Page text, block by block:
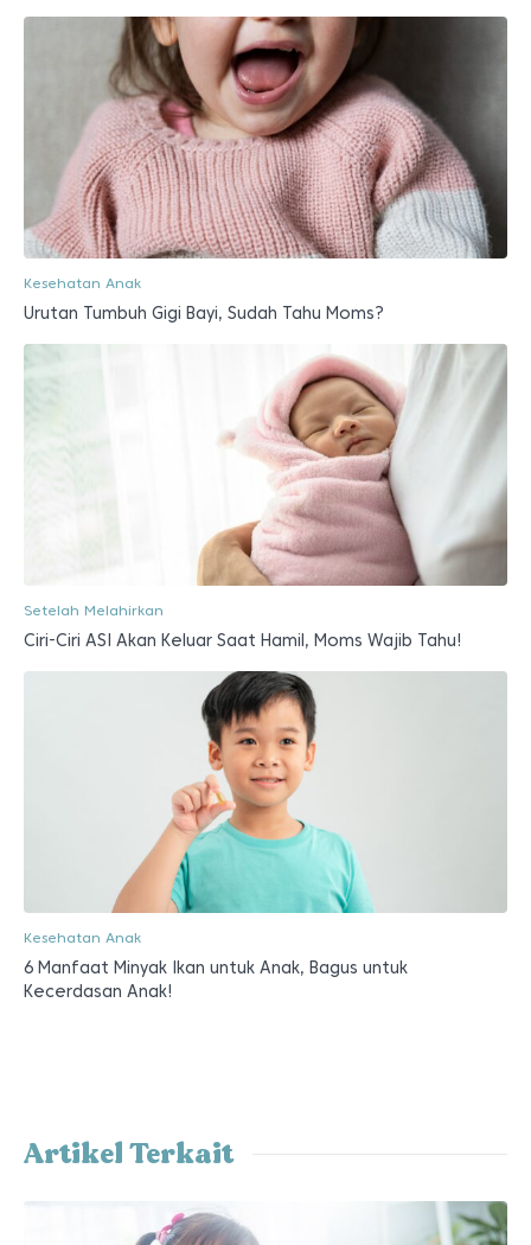
Kesehatan Anak
Urutan Tumbuh Gigi Bayi, Sudah Tahu Moms?
Setelah Melahirkan
Ciri-Ciri ASI Akan Keluar Saat Hamil, Moms Wajib Tahu!
Kesehatan Anak
6 Manfaat Minyak Ikan untuk Anak, Bagus untuk
Kecerdasan Anak!
Artikel Terkait